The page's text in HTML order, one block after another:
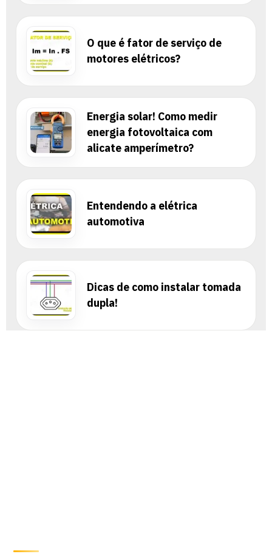
O que é fator de serviço de
motores elétricos?
Energia solar! Como medir
energia fotovoltaica com
alicate amperímetro?
Entendendo a elétrica
automotiva
Dicas de como instalar tomada
dupla!